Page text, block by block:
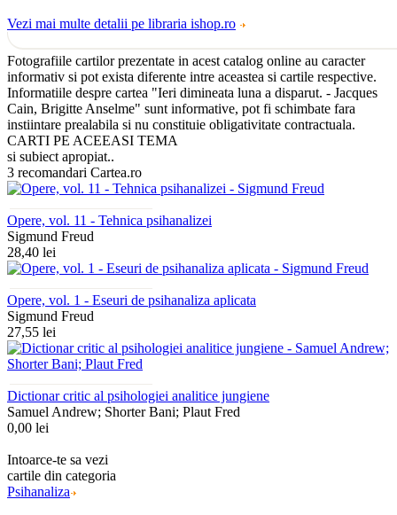
Vezi mai multe detalii pe libraria ishop.ro
Fotografiile cartilor prezentate in acest catalog online au caracter
informativ si pot exista diferente intre aceastea si cartile respective.
Informatiile despre cartea "Ieri dimineata luna a disparut. - Jacques
Cain, Brigitte Anselme" sunt informative, pot fi schimbate fara
instiintare prealabila si nu constituie obligativitate contractuala.
CARTI PE ACEEASI TEMA
si subiect apropiat..
3 recomandari Cartea.ro
Opere, vol. 11 - Tehnica psihanalizei
Sigmund Freud
28,40 lei
Opere, vol. 1 - Eseuri de psihanaliza aplicata
Sigmund Freud
27,55 lei
Dictionar critic al psihologiei analitice jungiene
Samuel Andrew; Shorter Bani; Plaut Fred
0,00 lei
Intoarce-te sa vezi
cartile din categoria
Psihanaliza